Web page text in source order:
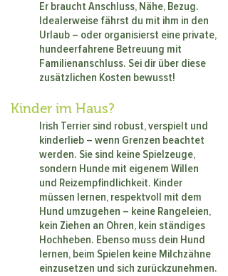
Er braucht Anschluss, Nähe, Bezug.
Idealerweise fährst du mit ihm in den
Urlaub – oder organisierst eine private,
hundeerfahrene Betreuung mit
Familienanschluss. Sei dir über diese
zusätzlichen Kosten bewusst!
Kinder im Haus?
Irish Terrier sind robust, verspielt und
kinderlieb – wenn Grenzen beachtet
werden. Sie sind keine Spielzeuge,
sondern Hunde mit eigenem Willen
und Reizempfindlichkeit. Kinder
müssen lernen, respektvoll mit dem
Hund umzugehen – keine Rangeleien,
kein Ziehen an Ohren, kein ständiges
Hochheben. Ebenso muss dein Hund
lernen, beim Spielen keine Milchzähne
einzusetzen und sich zurückzunehmen.